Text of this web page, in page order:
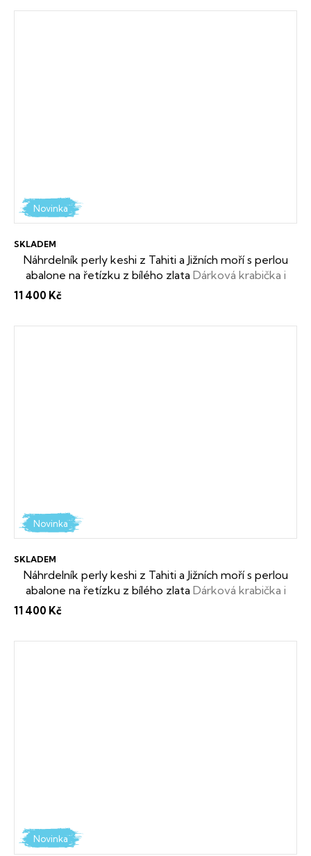
Novinka
Náhrdelník perly keshi z Tahiti a Jižních moří s perlou
abalone na řetízku z bílého zlata Dárková krabička i
SKLADEM
11 400 Kč
Novinka
Náhrdelník perly keshi z Tahiti a Jižních moří s perlou
abalone na řetízku z bílého zlata Dárková krabička i
SKLADEM
11 400 Kč
Novinka